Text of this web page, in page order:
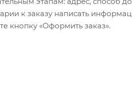
к заказу написать
кнопку «Оформить заказ».